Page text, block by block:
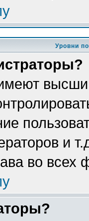
Уровни
и
во всех